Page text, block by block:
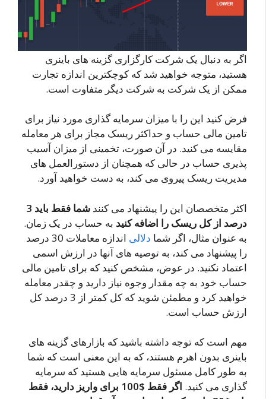
اگر به دنبال یک شرکت کارگزاری گزینه های باینری
هستید، متوجه خواهید شد که کوچکترین اندازه تجارت
ممکن از یک شرکت به شرکت دیگر متفاوت است.
فرض کنید این را با میزان سرمایه گذاری مورد نیاز برای
تامین مالی حساب و حداکثر ریسک مجاز برای هر معامله
مقایسه می کنید. در آن صورت، تخمینی از میزان آسیب
پذیری حساب در حالی که همچنان از دستورالعمل های
مدیریت ریسک پیروی می کند، به دست خواهید آورد.
اکثر متخصصان این را پیشنهاد می کنند
شما فقط باید 3
درصد از کل ریسک را اضافه کنید به حساب در یک زمان.
به عنوان مثال، اگر شما دلالی
اندازه معاملات 30 درصد
را پیشنهاد می کند، به توصیه های آنها در ارزش اسمی
اعتماد نکنید. در عوض، مشخص کنید که برای تامین مالی
حساب خود به چه مقدار وجوه نیاز دارید و چقدر معامله
خواهید کرد و مطمئن شوید که کل کمتر از 3 درصد کل
ارزش حساب است.
مهم است که توجه داشته باشید که بازارهای گزینه های
باینری بدون اهرم هستند، که به این معنی است که شما
به طور کامل مسئول سرمایه هایی هستید که سرمایه
گذاری می کنید.
اگر فقط $100 برای واریز دارید، فقط